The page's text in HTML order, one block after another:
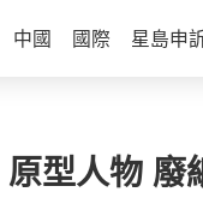
中國 國際 星島申
型人物 廢